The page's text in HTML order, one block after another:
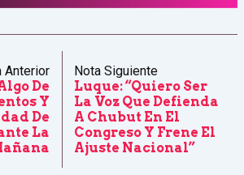
Anterior
De
Y
De
La
Nota Siguiente
Luque: “Quiero Ser
La Voz Que Defienda
A Chubut En El
Congreso Y Frene El
Ajuste Nacional”